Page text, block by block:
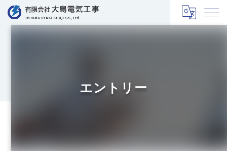
エントリー